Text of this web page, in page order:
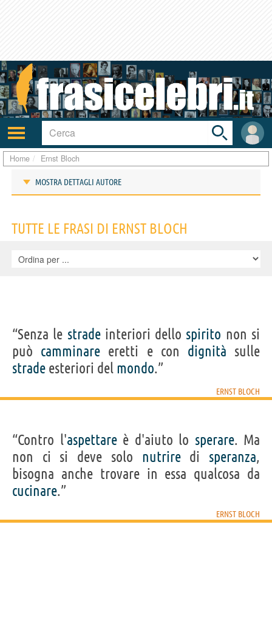
Attiva/disattiva
navigazione
User
area
Toggle
search
bar
Home Ernst Bloch
MOSTRA DETTAGLI AUTORE
IDENTIKIT E DATI ANAGRAFICI
Nome
Cognome Bloch
Nato 8 luglio 1885 a Ludwigshafen
Morto 4 agosto 1977 a Tübingen
Professione filosofo
Frasi, citazioni e aforismi di Ernst Bloch
8IN ITALIANO
camminare eretti e con dignità sulle strade
TUTTE LE FRASI DI ERNST BLOCH
“Senza le stradeinteriori dello spirito non si
può camminare eretti e con dignità sulle
strade esteriori del mondo.”
ERNST BLOCH
“Contro l'aspettareè d'aiuto lo sperare. Ma
non ci si deve solo nutriredi speranza,
bisogna anche trovare in essa qualcosa da
cucinare.”
ERNST BLOCH